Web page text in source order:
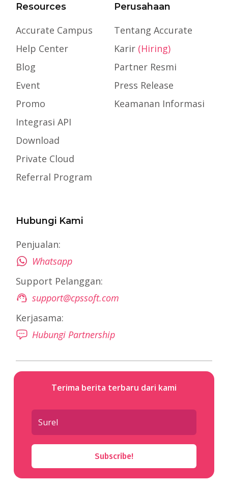
Resources
Accurate Campus
Help Center
Blog
Event
Promo
Integrasi API
Download
Private Cloud
Referral Program
Perusahaan
Tentang Accurate
Karir (Hiring)
Partner Resmi
Press Release
Keamanan Informasi
Hubungi Kami
Penjualan:
Whatsapp
Support Pelanggan:
support@cpssoft.com
Kerjasama:
Hubungi Partnership
Terima berita terbaru dari kami
Subscribe!